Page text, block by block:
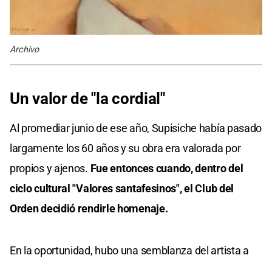
Archivo
Un valor de "la cordial"
Al promediar junio de ese año, Supisiche había pasado
largamente los 60 años y su obra era valorada por
propios y ajenos. Fue entonces cuando, dentro del
ciclo cultural "Valores santafesinos", el Club del
Orden decidió rendirle homenaje.
En la oportunidad, hubo una semblanza del artista a